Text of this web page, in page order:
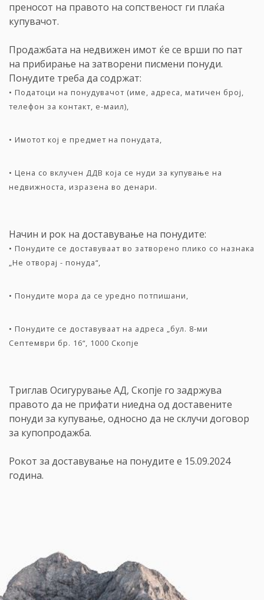
преносот на правото на сопственост ги плаќа
купувачот.
Продажбата на недвижен имот ќе се врши по пат
на прибирање на затворени писмени понуди.
Понудите треба да содржат:
• Податоци на понудувачот (име, адреса, матичен број,
телефон за контакт, е-маил),
• Имотот кој е предмет на понудата,
• Цена со вклучен ДДВ која се нуди за купување на
недвижноста, изразена во денари.
Начин и рок на доставување на понудите:
• Понудите се доставуваат во затворено плико со назнака
„Не отворај - понуда“,
• Понудите мора да се уредно потпишани,
• Понудите се доставуваат на адреса „бул. 8-ми
Септември бр. 16“, 1000 Скопје
Триглав Осигурување АД, Скопје го задржува
правото да не прифати ниедна од доставените
понуди за купување, односно да не склучи договор
за купопродажба.
Рокот за доставување на понудите е 15.09.2024
година.